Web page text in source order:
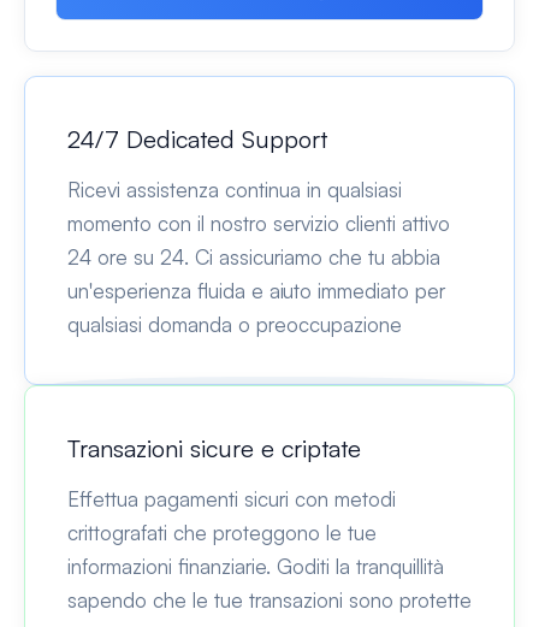
24/7 Dedicated Support
Ricevi assistenza continua in qualsiasi
momento con il nostro servizio clienti attivo
24 ore su 24. Ci assicuriamo che tu abbia
un'esperienza fluida e aiuto immediato per
qualsiasi domanda o preoccupazione
Transazioni sicure e criptate
Effettua pagamenti sicuri con metodi
crittografati che proteggono le tue
informazioni finanziarie. Goditi la tranquillità
sapendo che le tue transazioni sono protette